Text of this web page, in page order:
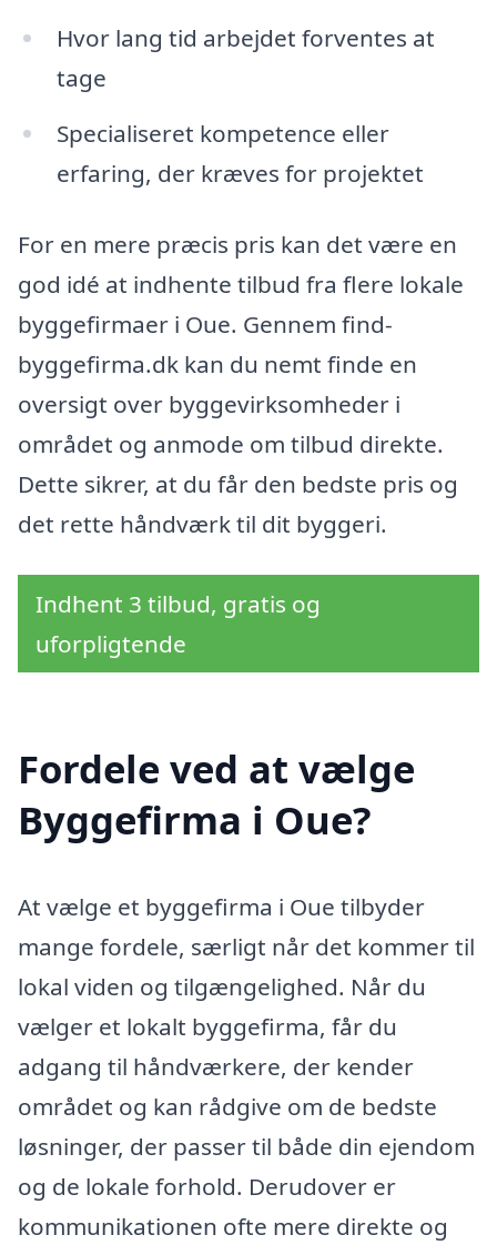
Hvor lang tid arbejdet forventes at
tage
Specialiseret kompetence eller
erfaring, der kræves for projektet
For en mere præcis pris kan det være en
god idé at indhente tilbud fra flere lokale
byggefirmaer i Oue. Gennem find-
byggefirma.dk kan du nemt finde en
oversigt over byggevirksomheder i
området og anmode om tilbud direkte.
Dette sikrer, at du får den bedste pris og
det rette håndværk til dit byggeri.
Indhent 3 tilbud, gratis og
uforpligtende
Fordele ved at vælge
Byggefirma i Oue?
At vælge et byggefirma i Oue tilbyder
mange fordele, særligt når det kommer til
lokal viden og tilgængelighed. Når du
vælger et lokalt byggefirma, får du
adgang til håndværkere, der kender
området og kan rådgive om de bedste
løsninger, der passer til både din ejendom
og de lokale forhold. Derudover er
kommunikationen ofte mere direkte og